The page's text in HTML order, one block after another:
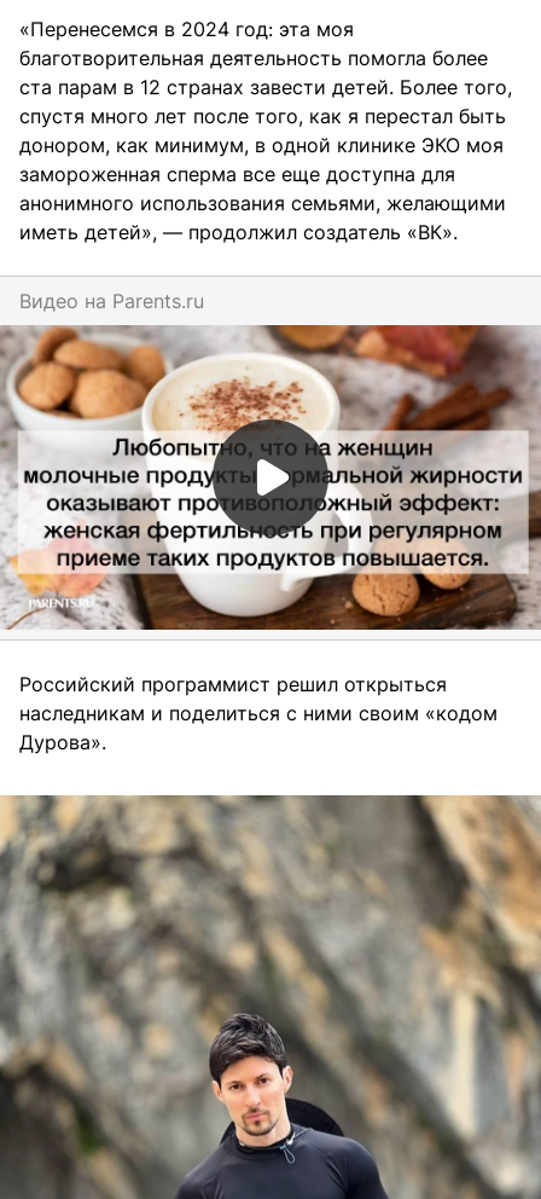
«Перенесемся в 2024 год: эта моя
благотворительная деятельность помогла более
ста парам в 12 странах завести детей. Более того,
спустя много лет после того, как я перестал быть
донором, как минимум, в одной клинике ЭКО моя
замороженная сперма все еще доступна для
анонимного использования семьями, желающими
иметь детей», — продолжил создатель «ВК».
Видео на parents.ru
Российский программист решил открыться
наследникам и поделиться с ними своим «кодом
Дурова».